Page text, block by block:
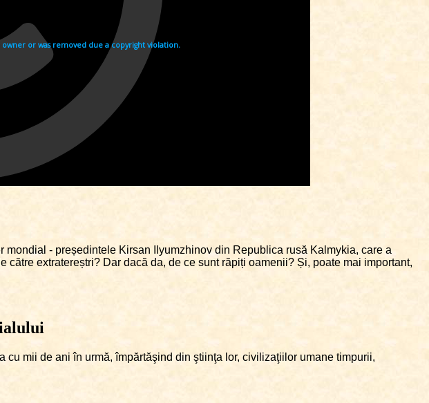
- președintele Kirsan Ilyumzhinov din Republica rusă Kalmykia, care a
extratereștri? Dar dacă da, de ce sunt răpiți oamenii? Și, poate mai important,
mii de ani în urmă, împărtăşind din ştiinţa lor, civilizaţiilor umane timpurii,